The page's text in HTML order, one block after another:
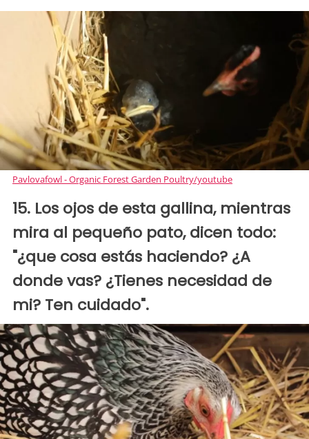
Pavlovafowl - Organic Forest Garden Poultry/youtube
15. Los ojos de esta gallina, mientras
mira al pequeño pato, dicen todo:
"¿que cosa estás haciendo? ¿A
donde vas? ¿Tienes necesidad de
mi? Ten cuidado".